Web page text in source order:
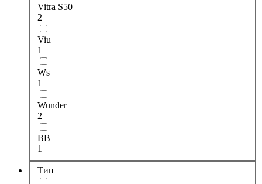
Vitra S50
2
Viu
1
Ws
1
Wunder
2
ВВ
1
Тип